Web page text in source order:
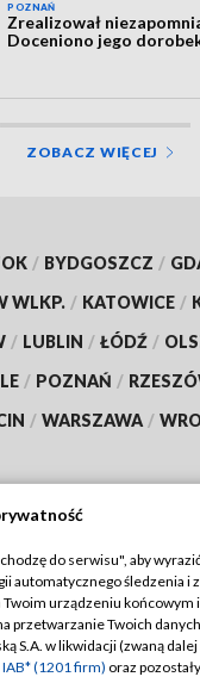
POZNAŃ
Zrealizował
Doceniono jego
ZOBACZ WIĘCEJ
/ BYDGOSZCZ /
WLKP. / KATOWICE /
/ LUBLIN / ŁÓDŹ /
/ POZNAŃ /
/ WARSZAWA /
TVP
Regulamin TVP
Polityka prywatności
do serwisu", aby
automatycznego śledzenia i
urządzeniu końcowym
przetwarzanie Twoich
S.A. w likwidacji (zwaną dalej
(1201 firm) oraz